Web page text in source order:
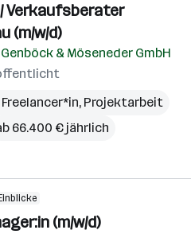
Verkaufsberater
(m/w/d)
Genböck & Möseneder GmbH
Projektarbeit
66.400 € jährlich
Einblicke
(m/w/d)